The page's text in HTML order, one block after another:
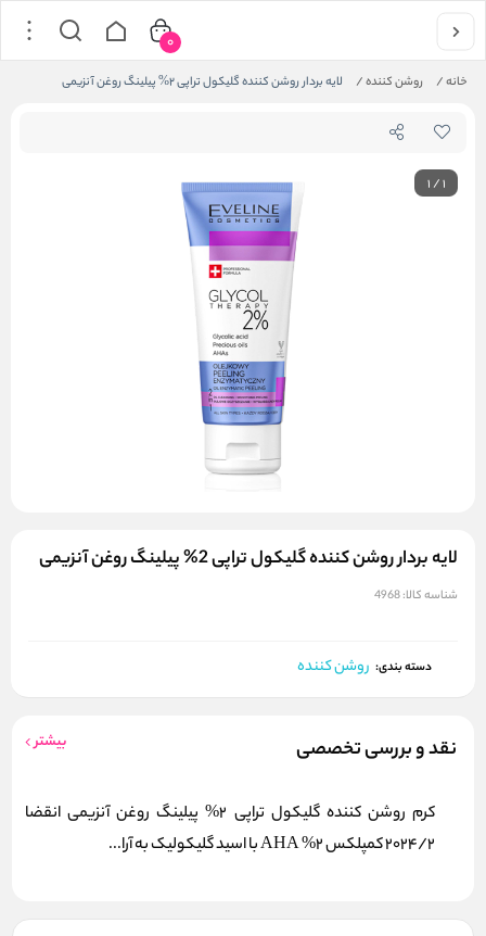
خانه/ روشن کننده/ لایه بردار روشن کننده گلیکول تراپی 2% پیلینگ روغن آنزیمی
0
1/1
لایه بردار روشن کننده گلیکول تراپی 2% پیلینگ روغن آنزیمی
شناسه کالا:4968
دسته بندی: روشن کننده
نقد و بررسی تخصصی بیشتر
کرم روشن کننده گلیکول تراپی 2% پیلینگ روغن آنزیمی انقضا
2024/2 کمپلکس 2% AHA با اسید گلیکولیک به آرا...